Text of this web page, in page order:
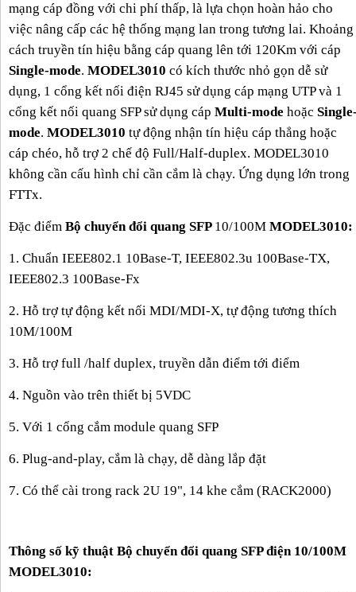
mạng cáp đồng với chi phí thấp, là lựa chọn hoàn hảo cho
việc nâng cấp các hệ thống mạng lan trong tương lai. Khoảng
cách truyền tín hiệu bằng cáp quang lên tới 120Km với cáp
Single-mode. MODEL3010 có kích thước nhỏ gọn dễ sử
dụng, 1 cổng kết nối điện RJ45 sử dụng cáp mạng UTP và 1
cổng kết nối quang SFP sử dụng cáp Multi-mode hoặc
mode. MODEL3010 tự động nhận tín hiệu cáp thẳng hoặc
cáp chéo, hỗ trợ 2 chế độ Full/Half-duplex. MODEL3010
không cần cấu hình chỉ cần cắm là chạy. Ứng dụng lớn trong
FTTx.
Đặc điểm Bộ chuyển đổi quang SFP 10/100M MODEL3010:
1. Chuẩn IEEE802.1 10Base-T, IEEE802.3u 100Base-TX,
IEEE802.3 100Base-Fx
2. Hỗ trợ tự động kết nối MDI/MDI-X, tự động tương thích
10M/100M
3. Hỗ trợ full /half duplex, truyền dẫn điểm tới điểm
4. Nguồn vào trên thiết bị 5VDC
5. Với 1 cổng cắm module quang SFP
6. Plug-and-play, cắm là chạy, dễ dàng lắp đặt
7. Có thể cài trong rack 2U 19", 14 khe cắm (RACK2000)
Thông số kỹ thuật Bộ chuyển đổi quang SFP điện 10/100M
MODEL3010: